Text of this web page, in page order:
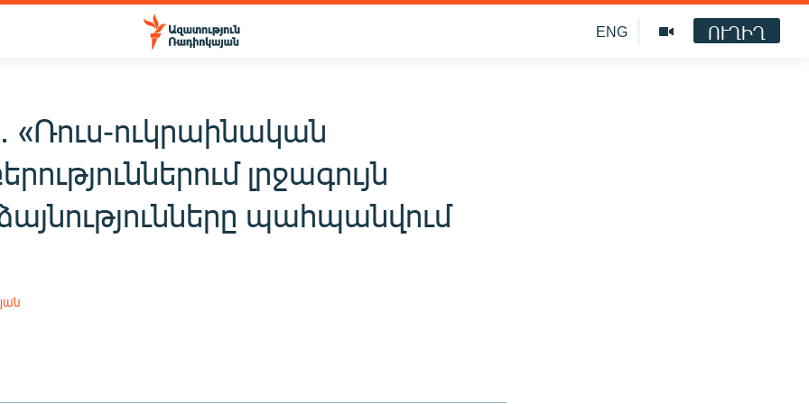
ENG ՈՒՂԻՂ
«Ռուս-ուկրաինական
լրջագույն
պահպանվում